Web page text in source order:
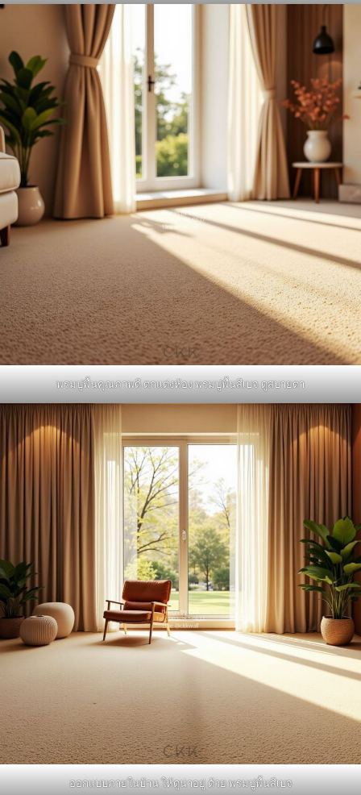
พรมปูพื้นคุณภาพดี ตกแต่งห้อง พรมปูพื้นสีเบจ ดูสบายตา
ออกแบบภายในบ้าน ให้ดูน่าอยู่ ด้วย พรมปูพื้นสีเบจ